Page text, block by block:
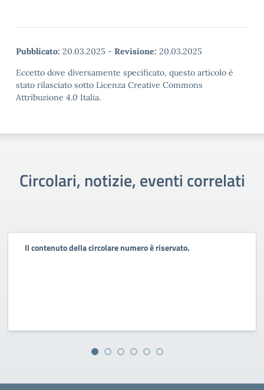
Pubblicato: 20.03.2025 - Revisione: 20.03.2025
Eccetto dove diversamente specificato, questo articolo è
stato rilasciato sotto Licenza Creative Commons
Attribuzione 4.0 Italia.
Circolari, notizie, eventi correlati
Il contenuto della circolare numero è riservato.